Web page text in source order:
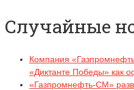
Случайные
Компания
«Диктанте Победы» как
«Газпромнефть-СМ»